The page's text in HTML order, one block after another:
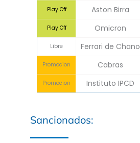
Play Off Aston Birra
Play Off Omicron
Libre Ferrari de Chano
Promocion Cabras
Promocion Instituto IPCD
Sancionados: